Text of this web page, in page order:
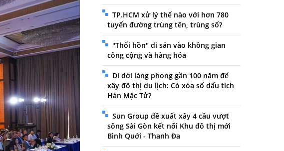
TP.HCM xử lý thế nào với hơn 780
tuyến đường trùng tên, trùng số?
"Thổi hồn" di sản vào không gian
công cộng và hàng hóa
Di dời làng phong gần 100 năm để
xây đô thị du lịch: Có xóa sổ dấu tích
Hàn Mặc Tử?
Sun Group đề xuất xây 4 cầu vượt
sông Sài Gòn kết nối Khu đô thị mới
Bình Quới - Thanh Đa